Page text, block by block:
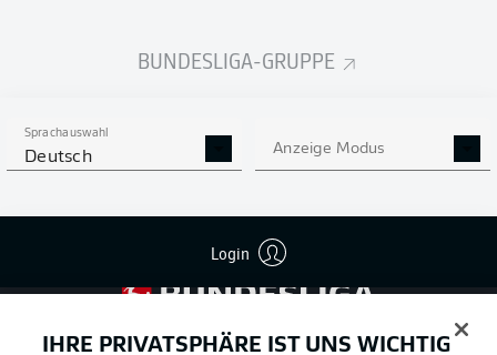
BUNDESLIGA-GRUPPE
Sprachauswahl
Deutsch Anzeige Modus
Login
Football as it's meant to be
IHRE PRIVATSPHÄRE IST UNS WICHTIG